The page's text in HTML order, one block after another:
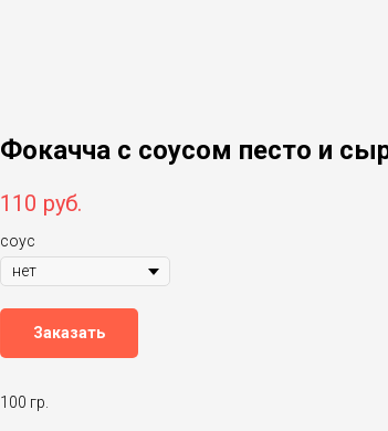
Фокачча с соусом песто и
110 руб.
соус
Заказать
100 гр.